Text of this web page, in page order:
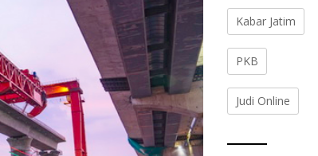
Kabar Jatim
PKB
Judi Online